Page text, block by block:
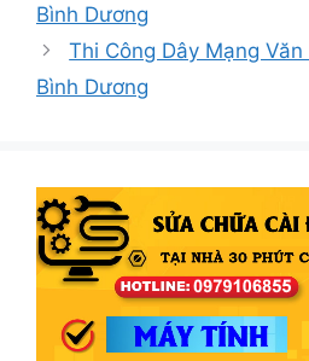
Bình Dương
Thi Công Dây Mạng
Bình Dương